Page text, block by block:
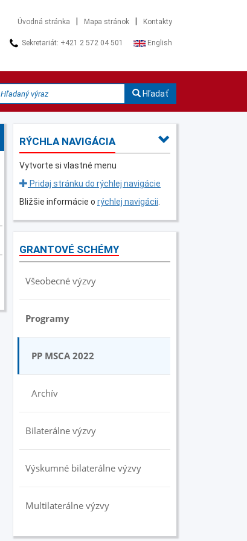
Úvodná stránka Mapa stránok Kontakty
Sekretariát: +421 2 572 04 501 English
Hľadať
RÝCHLA NAVIGÁCIA
Vytvorte si vlastné menu
Pridaj stránku do rýchlej navigácie
Bližšie informácie o rýchlej navigácii
GRANTOVÉ SCHÉMY
Všeobecné výzvy
Programy
PP MSCA 2022
Archív
Bilaterálne výzvy
Výskumné bilaterálne výzvy
Multilaterálne výzvy